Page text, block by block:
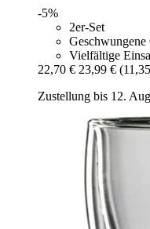
-5%
2er-Set
Geschwungene
Vielfältige
22,70 € 23,99 €
Zustellung bis 12.